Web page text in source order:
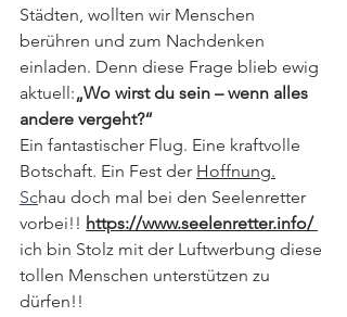
Städten, wollten wir Menschen
berühren und zum Nachdenken
einladen. Denn diese Frage blieb ewig
aktuell:„Wo wirst du sein – wenn alles
andere vergeht?“
Ein fantastischer Flug. Eine kraftvolle
Botschaft. Ein Fest der Hoffnung.
Schau doch mal bei den Seelenretter
vorbei!! https://www.seelenretter.info/
ich bin Stolz mit der Luftwerbung diese
tollen Menschen unterstützen zu
dürfen!!